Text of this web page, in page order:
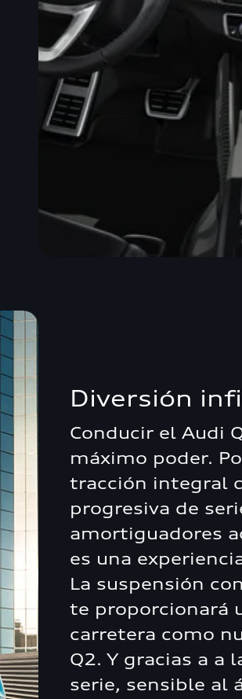
Diversión
Conducir el Audi
máximo poder.
tracción integral
progresiva de
amortiguadores
es una
La suspensión
te proporcionará
carretera como
Q2. Y gracias a a
serie, sensible al